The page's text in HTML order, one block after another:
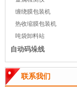
缠绕膜包装机
热收缩膜包装机
吨袋卸料站
自动码垛线
联系我们